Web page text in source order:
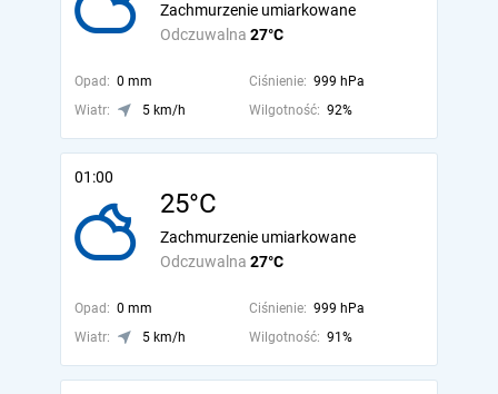
Odczuwalna 27°C
Zachmurzenie umiarkowane
Opad: 0 mm Ciśnienie: 999 hPa
Wiatr:
5 km/h Wilgotność: 92%
01:00
25°C
Odczuwalna 27°C
Zachmurzenie umiarkowane
Opad: 0 mm Ciśnienie: 999 hPa
Wiatr:
5 km/h Wilgotność: 91%